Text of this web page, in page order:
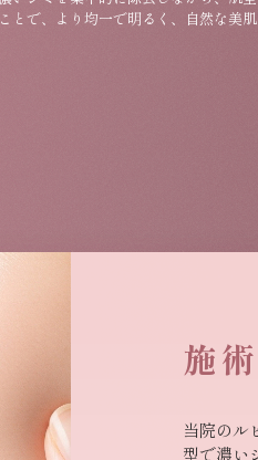
とで、より均一で明るく、自然な美肌
施
当院のル
型で濃い